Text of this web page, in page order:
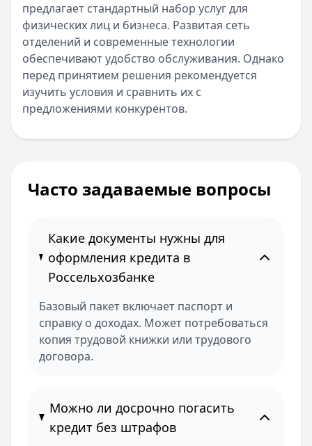
предлагает стандартный набор услуг для
физических лиц и бизнеса. Развитая сеть
отделений и современные технологии
обеспечивают удобство обслуживания. Однако
перед принятием решения рекомендуется
изучить условия и сравнить их с
предложениями конкурентов.
Часто задаваемые вопросы
Какие документы нужны для
оформления кредита в
Россельхозбанке
Базовый пакет включает паспорт и
справку о доходах. Может потребоваться
копия трудовой книжки или трудового
договора.
Можно ли досрочно погасить
кредит без штрафов